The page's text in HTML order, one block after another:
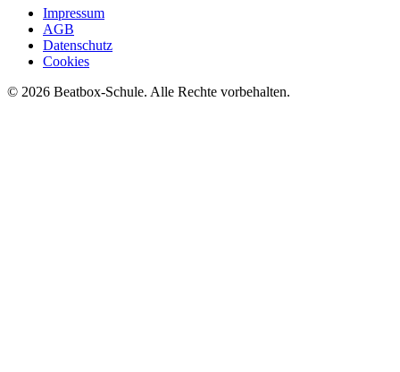
Impressum
AGB
Datenschutz
Cookies
© 2026 Beatbox-Schule. Alle Rechte vorbehalten.